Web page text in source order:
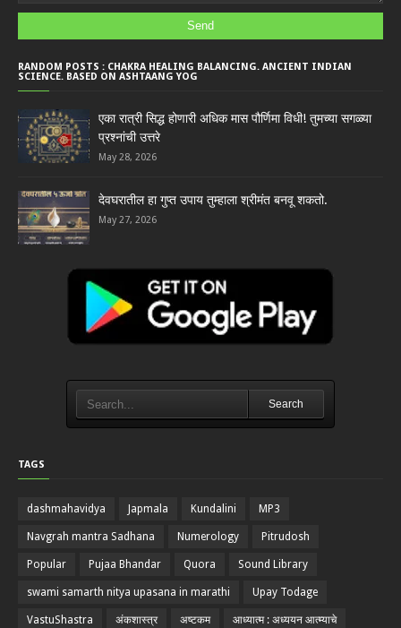
RANDOM POSTS : CHAKRA HEALING BALANCING. ANCIENT INDIAN
SCIENCE. BASED ON ASHTAANG YOG
एका रात्री सिद्ध होणारी अधिक मास पौर्णिमा विधी! तुमच्या सगळ्या
प्रश्नांची उत्तरे
May 28, 2026
देवघरातील हा गुप्त उपाय तुम्हाला श्रीमंत बनवू शकतो.
May 27, 2026
Search
TAGS
dashmahavidya Japmala Kundalini MP3
Navgrah mantra Sadhana Numerology Pitrudosh
Popular Pujaa Bhandar Quora Sound Library
swami samarth nitya upasana in marathi Upay Todage
VastuShastra अंकशास्त्र अष्टकम आध्यात्म : अध्ययन आत्म्याचे